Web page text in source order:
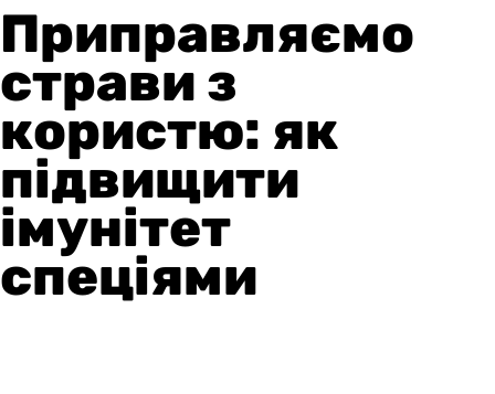
Приправляємо
страви з
користю: як
підвищити
імунітет
спеціями